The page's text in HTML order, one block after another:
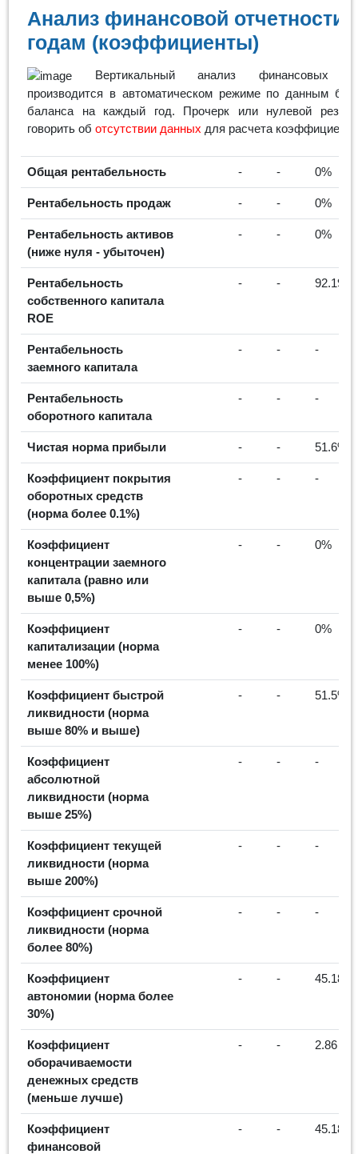
Анализ финансовой отчетности
годам (коэффициенты)
Вертикальный анализ финансовых
производится в автоматическом режиме по данным
баланса на каждый год. Прочерк или нулевой
говорить об отсутствии данных для расчета
Общая рентабельность - - 0%
Рентабельность продаж - - 0%
Рентабельность активов
(ниже нуля - убыточен)
- - 0%
Рентабельность
собственного капитала
ROE
- - 92.19%
Рентабельность
заемного капитала
- - -
Рентабельность
оборотного капитала
- - -
Чистая норма прибыли - - 51.6%
Коэффициент покрытия
оборотных средств
(норма более 0.1%)
- - -
Коэффициент
концентрации заемного
капитала (равно или
выше 0,5%)
- - 0%
Коэффициент
капитализации (норма
менее 100%)
- - 0%
Коэффициент быстрой
ликвидности (норма
выше 80% и выше)
- - 51.5%
Коэффициент
абсолютной
ликвидности (норма
выше 25%)
- - -
Коэффициент текущей
ликвидности (норма
выше 200%)
- - -
Коэффициент срочной
ликвидности (норма
более 80%)
- - -
Коэффициент
автономии (норма более
30%)
- - 45.18%
Коэффициент
оборачиваемости
денежных средств
(меньше лучше)
- - 2.86
Коэффициент
финансовой
- - 45.18%